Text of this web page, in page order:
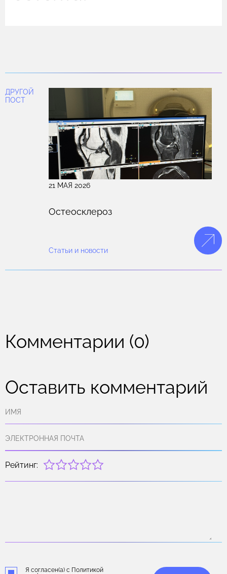
от начала).
— отлично визуализирует костные
изменения (деструкцию, секвестры, склероз),
полезна при хронических формах и
планировании операции.
Рентгенография — первый этап, доступный,
но изменения видны поздно (через 10–14 дней
и более — при острой форме).
Сцинтиграфия(в т. ч. с мечеными
лейкоцитами) и ПЭТ/КТ —
высокочувствительны для выявления
стопе.
Лучший результат — наиболее высокую точность
постановки диагноза — дает комбинированный
Лечение остеита можно начать только после
ДРУГОЙ
ПОСТ
21 МАЯ 2026
Остеосклероз
Статьи и новости
Комментарии (0)
Оставить комментарий
Рейтинг:
Я согласен(а) с Политикой